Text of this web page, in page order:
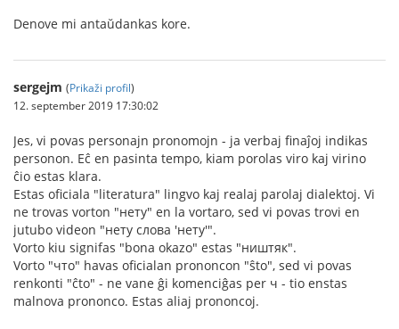
Denove mi antaŭdankas kore.
sergejm (Prikaži profil)
12. september 2019 17:30:02
Jes, vi povas personajn pronomojn - ja verbaj finaĵoj indikas
personon. Eĉ en pasinta tempo, kiam porolas viro kaj virino
ĉio estas klara.
Estas oficiala "literatura" lingvo kaj realaj parolaj dialektoj. Vi
ne trovas vorton "нету" en la vortaro, sed vi povas trovi en
jutubo videon "нету слова 'нету'".
Vorto kiu signifas "bona okazo" estas "ништяк".
Vorto "что" havas oficialan prononcon "ŝto", sed vi povas
renkonti "ĉto" - ne vane ĝi komenciĝas per ч - tio enstas
malnova prononco. Estas aliaj prononcoj.